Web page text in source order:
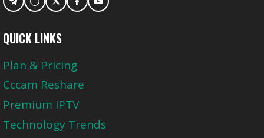
QUICK LINKS
Plan & Pricing
Cccam Reshare
Premium IPTV
Technology Trends